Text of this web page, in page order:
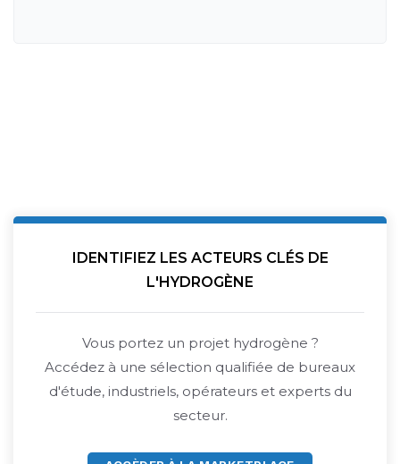
IDENTIFIEZ LES ACTEURS CLÉS DE
L'HYDROGÈNE
Vous portez un projet hydrogène ?
Accédez à une sélection qualifiée de bureaux
d'étude, industriels, opérateurs et experts du
secteur.